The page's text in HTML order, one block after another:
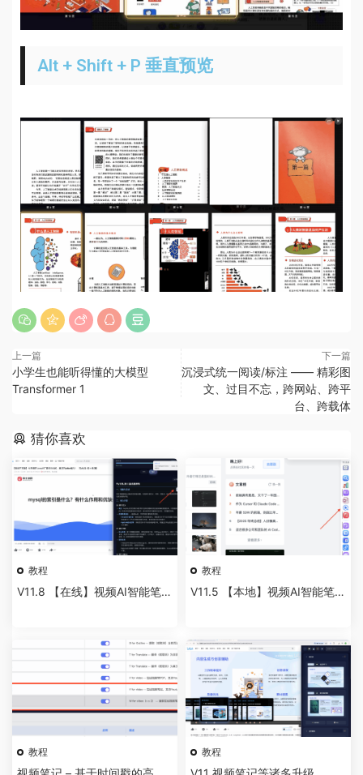
Alt + Shift + P 垂直预览
上一篇
小学生也能听得懂的大模型
Transformer 1
下一篇
沉浸式统一阅读/标注 —— 精彩图
文、过目不忘，跨网站、跨平
台、跨载体
猜你喜欢
教程
V11.8 【在线】视频AI智能笔记
教程
V11.5 【本地】视频AI智能笔记
教程 教程